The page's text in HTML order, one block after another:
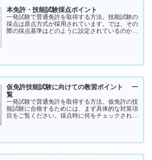
本免許・技能試験採点ポイント
一発試験で普通免許を取得する方法。技能試験の
採点は原点方式が採用されています。では、その
際の採点基準はどのように設定されているのかご
仮免許技能試験に向けての教習ポイント 一
覧
一発試験で普通免許を取得する方法。仮免許の技
能試験に合格するためには、まず具体的な対策項
目をご覧ください。採点時に何をチェックされる